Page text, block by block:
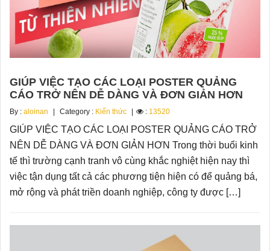
GIÚP VIỆC TẠO CÁC LOẠI POSTER QUẢNG
CÁO TRỞ NÊN DỄ DÀNG VÀ ĐƠN GIẢN HƠN
By : aloinan Category : Kiến thức : 13520
GIÚP VIỆC TẠO CÁC LOẠI POSTER QUẢNG CÁO TRỞ
NÊN DỄ DÀNG VÀ ĐƠN GIẢN HƠN Trong thời buổi kinh
tế thì trường cạnh tranh vô cùng khắc nghiệt hiện nay thì
việc tận dụng tất cả các phương tiện hiện có để quảng bá,
mở rộng và phát triền doanh nghiệp, công ty được […]